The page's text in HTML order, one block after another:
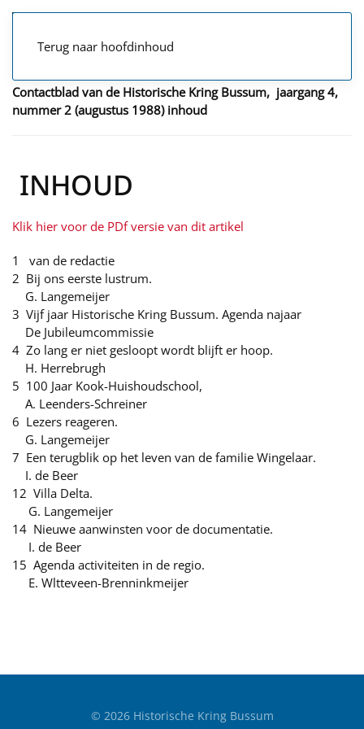
Terug naar hoofdinhoud
Contactblad van de Historische Kring Bussum, jaargang 4,
nummer 2 (augustus 1988) inhoud
INHOUD
Klik hier voor de PDf versie van dit artikel
1
van de redactie
2 Bij ons eerste lustrum.
G. Langemeijer
3 Vijf jaar Historische Kring Bussum. Agenda najaar
De Jubileumcommissie
4 Zo lang er niet gesloopt wordt blijft er hoop.
H. Herrebrugh
5 100 Jaar Kook-Huishoudschool,
A. Leenders-Schreiner
6 Lezers reageren.
G. Langemeijer
7 Een terugblik op het leven van de familie Wingelaar.
I. de Beer
12 Villa Delta.
G. Langemeijer
14 Nieuwe aanwinsten voor de documentatie.
I. de Beer
15 Agenda activiteiten in de regio.
E. Wltteveen-Brenninkmeijer
© 2026Historische Kring Bussum